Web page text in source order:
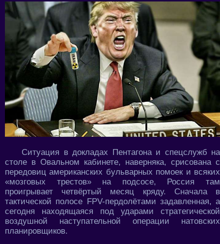
Ситуация в докладах Пентагона и спецслужб на
столе в Овальном кабинете, наверняка, срисована с
передовиц американских бульварных помоек и всяких
«мозговых трестов» на подсосе, Россия там
проигрывает четвёртый месяц кряду. Сначала в
тактической полосе FPV-пердолётами задавленная, а
сегодня находящаяся под ударами стратегической
воздушной наступательной операции натовских
планировщиков.